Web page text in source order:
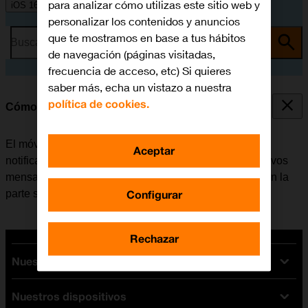
iOS 16.0
Busca por problema o tema
Cómo utilizar las notificaciones
El móvil se puede configurar para que muestre las
notificaciones de, por ejemplo, llamadas perdidas, nuevos
mensajes y citas de calendario en la barra de estado en la
parte superior de la pantalla.
Nuestras tarifas
Tarifas Orange
Nuestros dispositivos
para analizar cómo utilizas este sitio web y
personalizar los contenidos y anuncios
que te mostramos en base a tus hábitos
de navegación (páginas visitadas,
frecuencia de acceso, etc) Si quieres
saber más, echa un vistazo a nuestra
política de cookies.
Configurar
Rechazar
Aceptar